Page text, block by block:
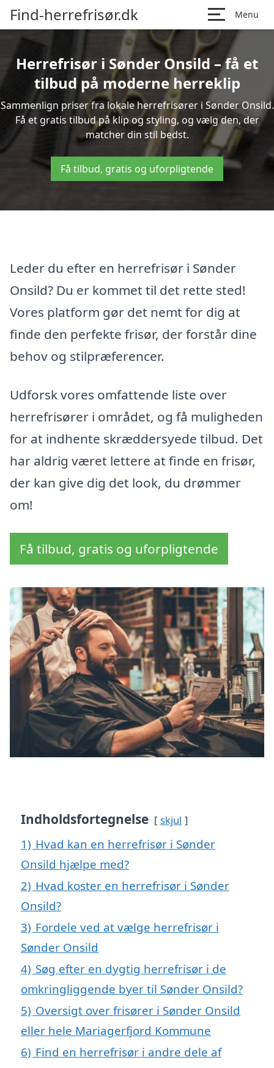
Find-herrefrisør.dk Menu
Herrefrisør i Sønder Onsild – få et
tilbud på moderne herreklip
Sammenlign priser fra lokale herrefrisører i Sønder Onsild.
Få et gratis tilbud på klip og styling, og vælg den, der
matcher din stil bedst.
Få tilbud, gratis og uforpligtende
Leder du efter en herrefrisør i Sønder
Onsild? Du er kommet til det rette sted!
Vores platform gør det nemt for dig at
finde den perfekte frisør, der forstår dine
behov og stilpræferencer.
Udforsk vores omfattende liste over
herrefrisører i området, og få muligheden
for at indhente skræddersyede tilbud. Det
har aldrig været lettere at finde en frisør,
der kan give dig det look, du drømmer
om!
Få tilbud, gratis og uforpligtende
Indholdsfortegnelse skjul
1) Hvad kan en herrefrisør i Sønder
Onsild hjælpe med?
2) Hvad koster en herrefrisør i Sønder
Onsild?
3) Fordele ved at vælge herrefrisør i
Sønder Onsild
4) Søg efter en dygtig herrefrisør i de
omkringliggende byer til Sønder Onsild?
5) Oversigt over frisører i Sønder Onsild
eller hele Mariagerfjord Kommune
6) Find en herrefrisør i andre dele af